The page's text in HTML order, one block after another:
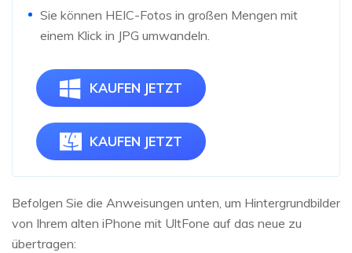
Sie können HEIC-Fotos in großen Mengen mit
einem Klick in JPG umwandeln.
KAUFEN JETZT
KAUFEN JETZT
Befolgen Sie die Anweisungen unten, um Hintergrundbilder
von Ihrem alten iPhone mit UltFone auf das neue zu
übertragen: